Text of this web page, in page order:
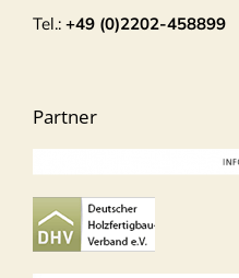
Tel.: +49 (0)2202-458899
Partner